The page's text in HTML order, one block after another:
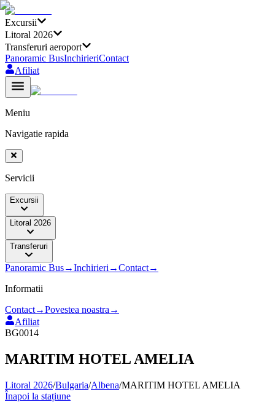
Excursii
Litoral 2026
Transferuri aeroport
Panoramic BusInchirieriContact
Afiliat
Meniu
Navigatie rapida
Servicii
Excursii
Litoral 2026
Transferuri
Panoramic Bus→Inchirieri →Contact→
Informatii
Contact→Povestea noastra →
Afiliat
BG0014
MARITIM HOTEL AMELIA
Litoral 2026/Bulgaria/Albena/MARITIM HOTEL AMELIA
Înapoi la stațiune